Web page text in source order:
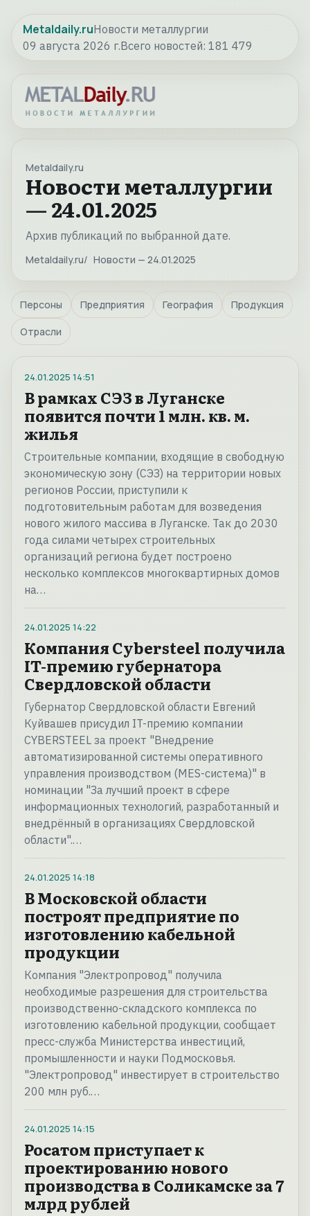
Metaldaily.ruНовости металлургии
09 августа 2026 г.Всего новостей: 181 479
Metaldaily.ru
Новости металлургии
— 24.01.2025
Архив публикаций по выбранной дате.
Metaldaily.ru Новости — 24.01.2025
Персоны Предприятия География Продукция
Отрасли
24.01.2025 14:51
В рамках СЭЗ в Луганске
появится почти 1 млн. кв. м.
жилья
Строительные компании, входящие в свободную
экономическую зону (СЭЗ) на территории новых
регионов России, приступили к
подготовительным работам для возведения
нового жилого массива в Луганске. Так до 2030
года силами четырех строительных
организаций региона будет построено
несколько комплексов многоквартирных домов
на…
24.01.2025 14:22
Компания Cybersteel получила
IT-премию губернатора
Свердловской области
Губернатор Свердловской области Евгений
Куйвашев присудил IT-премию компании
CYBERSTEEL за проект "Внедрение
автоматизированной системы оперативного
управления производством (MES-система)" в
номинации "За лучший проект в сфере
информационных технологий, разработанный и
внедрённый в организациях Свердловской
области".…
24.01.2025 14:18
В Московской области
построят предприятие по
изготовлению кабельной
продукции
Компания "Электропровод" получила
необходимые разрешения для строительства
производственно-складского комплекса по
изготовлению кабельной продукции, сообщает
пресс-служба Министерства инвестиций,
промышленности и науки Подмосковья.
"Электропровод" инвестирует в строительство
200 млн руб.…
24.01.2025 14:15
Росатом приступает к
проектированию нового
производства в Соликамске за 7
млрд рублей